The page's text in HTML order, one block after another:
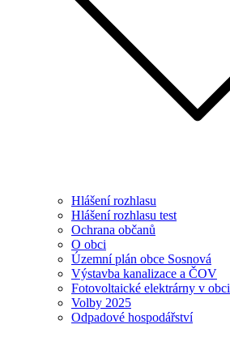
Hlášení rozhlasu
Hlášení rozhlasu test
Ochrana občanů
O obci
Územní plán obce Sosnová
Výstavba kanalizace a ČOV
Fotovoltaické elektrárny v obci
Volby 2025
Odpadové hospodářství